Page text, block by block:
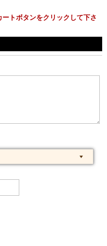
トボタンをクリックして下さ